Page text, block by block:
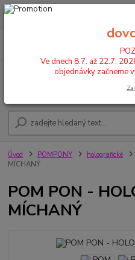
POZOR : Ve dnech 8.7. až
Úvod POMPONY holografické
MÍCHANÝ
POM PON -
MÍCHANÝ
Ve dnech 8.7. až 22.7.
objednávky začneme